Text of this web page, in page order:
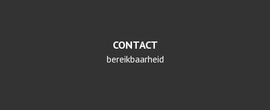
CONTACT
bereikbaarheid